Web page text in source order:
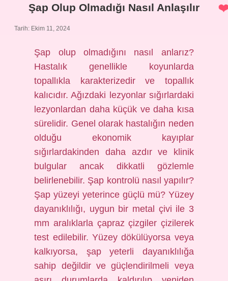
Şap Olup Olmadığı Nasıl Anlaşılır
Tarih: Ekim 11, 2024
Şap olup olmadığını nasıl anlarız?
Hastalık genellikle koyunlarda
topallıkla karakterizedir ve topallık
kalıcıdır. Ağızdaki lezyonlar sığırlardaki
lezyonlardan daha küçük ve daha kısa
sürelidir. Genel olarak hastalığın neden
olduğu ekonomik kayıplar
sığırlardakinden daha azdır ve klinik
bulgular ancak dikkatli gözlemle
belirlenebilir. Şap kontrolü nasıl yapılır?
Şap yüzeyi yeterince güçlü mü? Yüzey
dayanıklılığı, uygun bir metal çivi ile 3
mm aralıklarla çapraz çizgiler çizilerek
test edilebilir. Yüzey dökülüyorsa veya
kalkıyorsa, şap yeterli dayanıklılığa
sahip değildir ve güçlendirilmeli veya